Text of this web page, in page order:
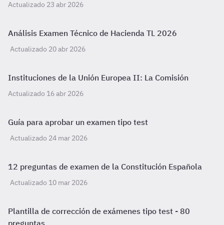
Actualizado 23 abr 2026
Análisis Examen Técnico de Hacienda TL 2026
Actualizado 20 abr 2026
Instituciones de la Unión Europea II: La Comisión
Actualizado 16 abr 2026
Guía para aprobar un examen tipo test
Actualizado 24 mar 2026
12 preguntas de examen de la Constitución Española
Actualizado 10 mar 2026
Plantilla de corrección de exámenes tipo test - 80
preguntas